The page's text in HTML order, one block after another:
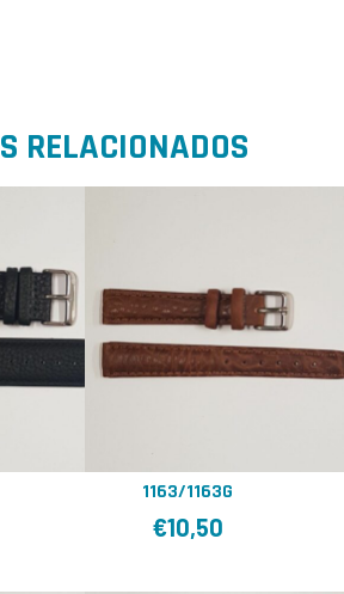
RELACIONADOS
1163/1163G
€10,50